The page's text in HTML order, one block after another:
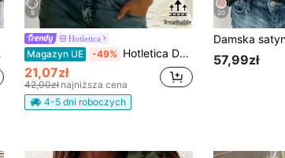
9
Hotletica
Magazyn UE -49% Hotletica Damski bezrękawnik w paski, letni
21,07zł
42,00zł najniższa cena
4-5 dni roboczych
20
57,99zł